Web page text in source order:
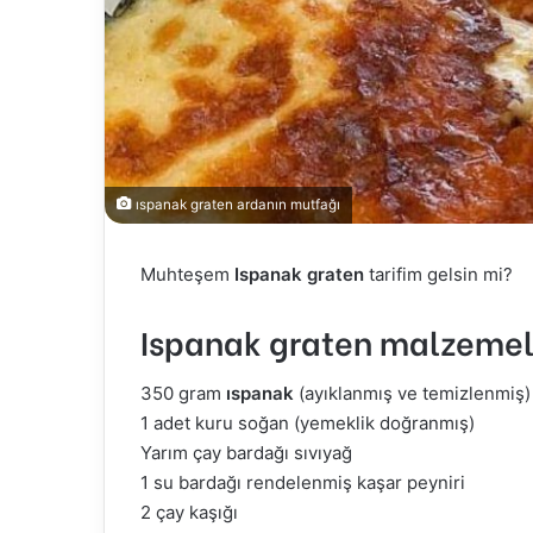
ıspanak graten ardanın mutfağı
Muhteşem Ispanak graten tarifim gelsin mi?
Ispanak graten
350 gram ıspanak (ayıklanmış ve temizlenmiş)
1 adet kuru soğan (yemeklik doğranmış)
Yarım çay bardağı sıvıyağ
1 su bardağı rendelenmiş kaşar peyniri
2 çay kaşığı